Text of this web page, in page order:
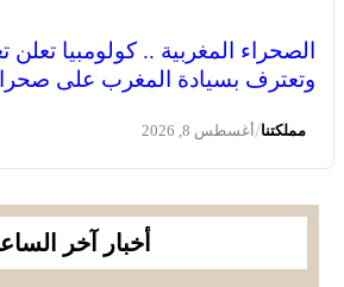
الصحراء المغربية .. كولومبيا تعلن
وتعترف بسيادة المغرب على
مملكتنا/أغسطس 8, 2026
أخبار آخر